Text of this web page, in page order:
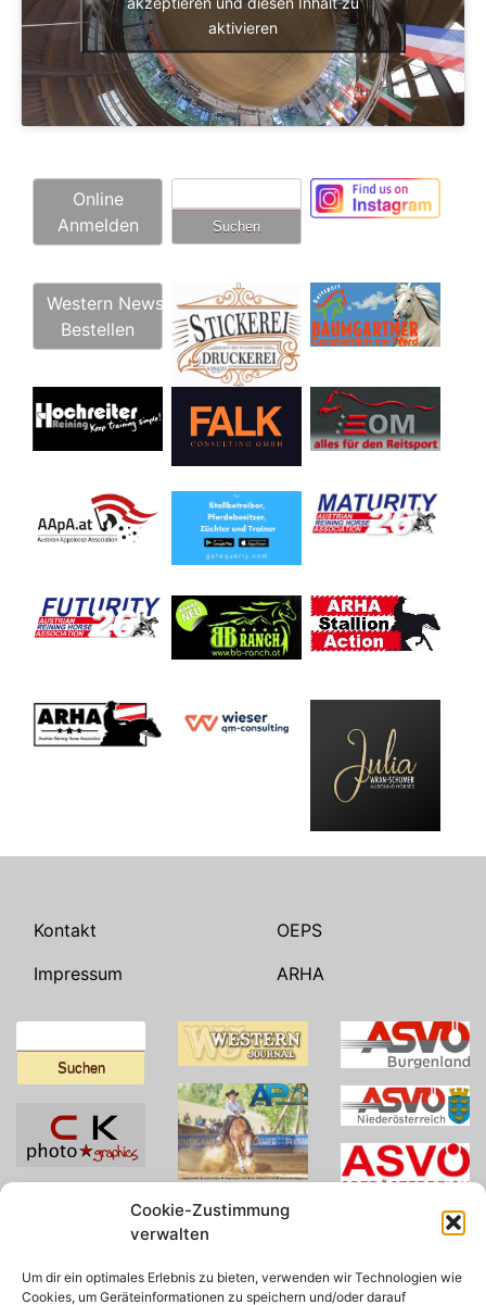
Cookie-Zustimmung
verwalten
Um dir ein optimales Erlebnis zu bieten, verwenden wir Technologien wie
Cookies, um Geräteinformationen zu speichern und/oder darauf
aktivieren
Online
Anmelden
nach:
Western News
Bestellen
Kontakt
Impressum
OEPS
ARHA